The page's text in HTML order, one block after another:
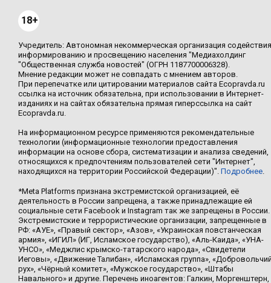
18+
Учредитель: Автономная некоммерческая организация содействия
информированию и просвещению населения "Медиахолдинг
"Общественная служба новостей" (ОГРН 1187700006328).
Мнение редакции может не совпадать с мнением авторов.
При перепечатке или цитировании материалов сайта Ecopravda.ru
ссылка на источник обязательна, при использовании в Интернет-
изданиях и на сайтах обязательна прямая гиперссылка на сайт
Ecopravda.ru.
На информационном ресурсе применяются рекомендательные
технологии (информационные технологии предоставления
информации на основе сбора, систематизации и анализа сведений,
относящихся к предпочтениям пользователей сети "Интернет",
находящихся на территории Российской Федерации)". Подробнее.
*Meta Platforms признана экстремистской организацией, её
деятельность в России запрещена, а также принадлежащие ей
социальные сети Facebook и Instagram так же запрещены в России.
Экстремистские и террористические организации, запрещенные в
РФ: «АУЕ», «Правый сектор», «Азов», «Украинская повстанческая
армия», «ИГИЛ» (ИГ, Исламское государство), «Аль-Каида», «УНА-
УНСО», «Меджлис крымско-татарского народа», «Свидетели
Иеговы», «Движение Талибан», «Исламская группа»,
рух», «Чёрный комитет», «Мужское государство», «Штабы
Навального» и другие. Перечень иноагентов: Галкин, Моргенштерн,